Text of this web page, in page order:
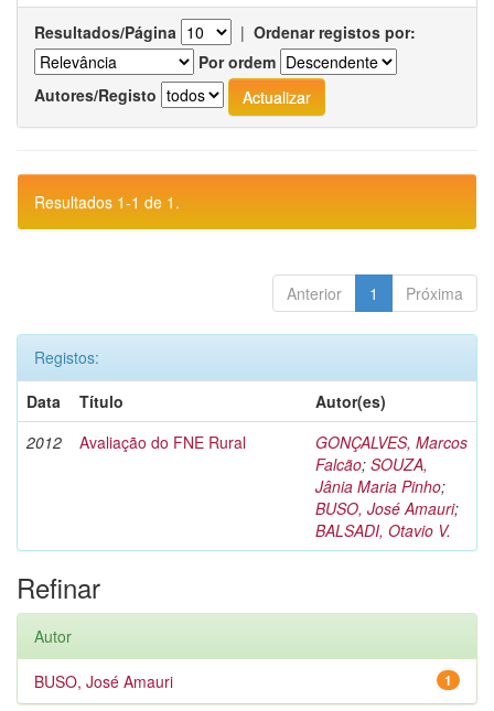
Resultados/Página | Ordenar registos por:
Por ordem
Autores/Registo
Resultados 1-1 de 1.
Anterior 1 Próxima
Registos:
Data
Título
Autor(es)
2012
Avaliação do FNE Rural
GONÇALVES, Marcos
Falcão; SOUZA,
Jânia Maria Pinho;
BUSO, José Amauri;
BALSADI, Otavio V.
Refinar
Autor
1
BUSO, José Amauri